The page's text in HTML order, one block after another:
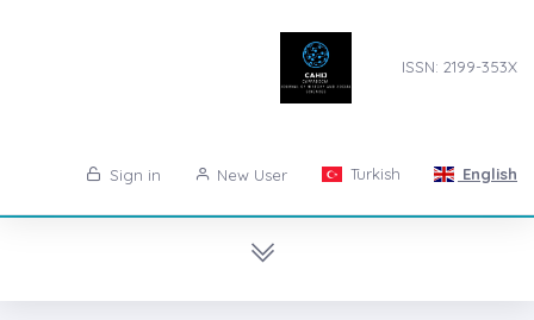
ISSN: 2199-353X
Sign in New User Turkish English